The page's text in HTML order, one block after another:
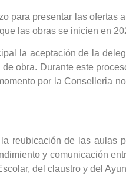
para presentar las
las obras se inicien en
la aceptación de la
obra. Durante este
por la Conselleria
reubicación de las
y comunicación
del claustro y del